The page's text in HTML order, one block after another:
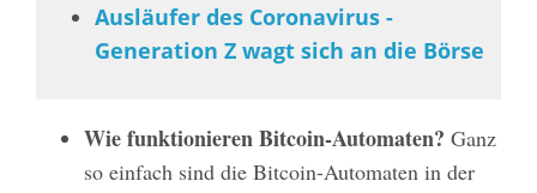
Ausläufer des Coronavirus -
Generation Z wagt sich an die Börse
Wie funktionieren Bitcoin-Automaten? Ganz
so einfach sind die Bitcoin-Automaten in der